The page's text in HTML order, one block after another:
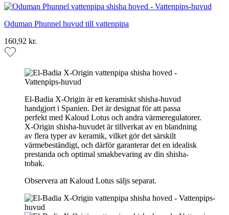
Oduman Phunnel huvud till vattenpipa
160,92 kr.
El-Badia X-Origin är ett keramiskt shisha-huvud
handgjort i Spanien. Det är designat för att passa
perfekt med Kaloud Lotus och andra värmeregulatorer.
X-Origin shisha-huvudet är tillverkat av en blandning
av flera typer av keramik, vilket gör det särskilt
värmebeständigt, och därför garanterar det en idealisk
prestanda och optimal smakbevaring av din shisha-
tobak.
Observera att Kaloud Lotus säljs separat.